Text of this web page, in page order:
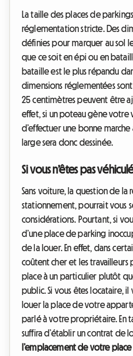
La taille des places de
réglementation stricte. Des
définies pour marquer au sol
que ce soit en épi ou en
bataille est le plus répandu
dimensions réglementées
25 centimètres peuvent être
effet, si un poteau gène votre
d’effectuer une bonne
large sera donc dessinée.
Si vous n’êtes pas
Sans voiture, la question de
stationnement, pourrait vous
considérations. Pourtant, si
d’une place de parking
de la louer. En effet, dans
coûtent cher et les
place à un particulier plutôt
public. Si vous êtes locataire,
louer la place de votre
parlé à votre propriétaire. En
suffira d’établir un contrat de
l’emplacement de votre